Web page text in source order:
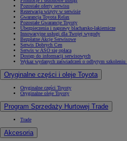
Pozostałe oferty serwisu
Rezerwacja wizyty w serwisie
Gwarancja Toyota Relax
Pozostałe Gwarancje Toyoty
Ubezpieczenia i naprawy blacharsko-lakiernicze
Innowacyjne usługi dla Twojej wygody
Bezpłatne Akcje Serwisowe
Serwis Dobrych Cen
Serwis w ASO się opłaca
Dostęp do informacji serwisowych
Wykaz wydanych zaświadczeń o odbytym szkoleniu
Oryginalne części i oleje Toyota
Oryginalne części Toyoty
Oryginalne oleje Toyoty
Program Sprzedaży Hurtowej Trade
Trade
Akcesoria